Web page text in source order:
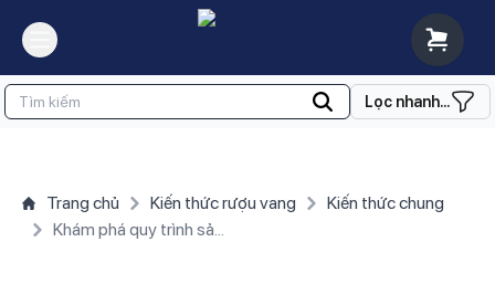
Lọc nhanh...
Trang chủ Kiến thức rượu vang
Kiến thức chung
Khám phá quy trình sản xuất rượu vang